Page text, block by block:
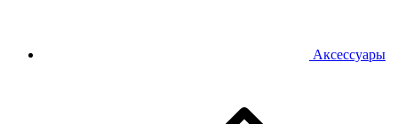
Аксессуары